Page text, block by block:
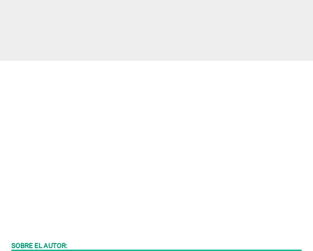
SOBRE EL AUTOR: